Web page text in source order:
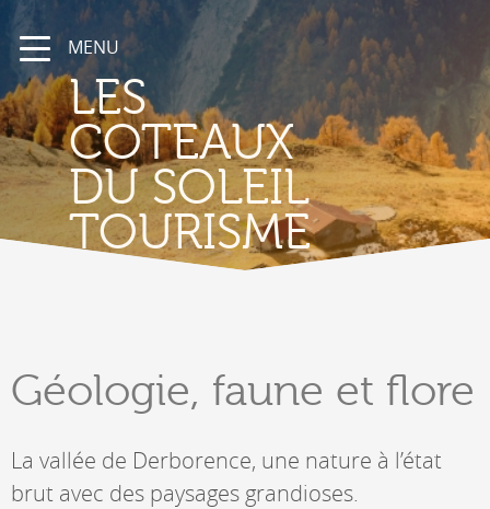
MENU
LES
COTEAUX
DU SOLEIL
TOURISME
Géologie, faune et flore
La vallée de Derborence, une nature à l’état
brut avec des paysages grandioses.